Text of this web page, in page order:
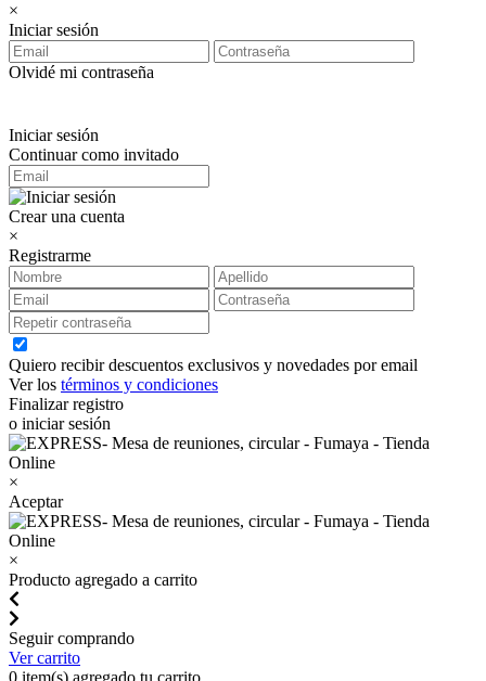
×
Iniciar sesión
Olvidé mi contraseña
Iniciar sesión
Continuar como invitado
Crear una cuenta
×
Registrarme
Quiero recibir descuentos exclusivos y novedades por email
Ver los términos y condiciones
Finalizar registro
o iniciar sesión
×
Aceptar
×
Producto agregado a carrito
Seguir comprando
Ver carrito
0 item(s) agregado tu carrito